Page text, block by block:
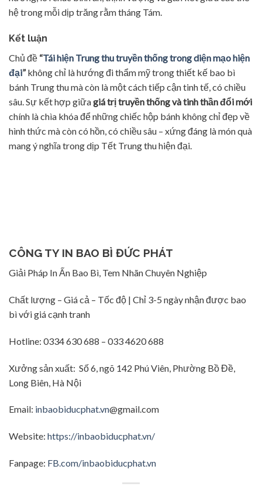
hệ trong mỗi dịp trăng rằm tháng Tám.
Kết luận
Chủ đề “Tái hiện Trung thu truyền thống trong diện mạo hiện
đại”không chỉ là hướng đi thẩm mỹ trong thiết kế bao bì
bánh Trung thu mà còn là một cách tiếp cận tinh tế, có chiều
sâu. Sự kết hợp giữagiá trị truyền thống và tinh thần đổi mới
chính là chìa khóa để những chiếc hộp bánh không chỉ đẹp về
hình thức mà còn có hồn, có chiều sâu – xứng đáng là món quà
mang ý nghĩa trong dịp Tết Trung thu hiện đại.
CÔNG TY IN BAO BÌ ĐỨC PHÁT
Giải Pháp In Ấn Bao Bì, Tem Nhãn Chuyên Nghiệp
Chất lượng – Giá cả – Tốc độ | Chỉ 3-5 ngày nhận được bao
bì với giá cạnh tranh
Hotline: 0334 630 688 – 033 4620 688
Xưởng sản xuất: Số 6, ngõ 142 Phú Viên, Phường Bồ Đề,
Long Biên, Hà Nội
Email: inbaobiducphat.vn@gmail.com
Website: https://inbaobiducphat.vn/
Fanpage: FB.com/inbaobiducphat.vn